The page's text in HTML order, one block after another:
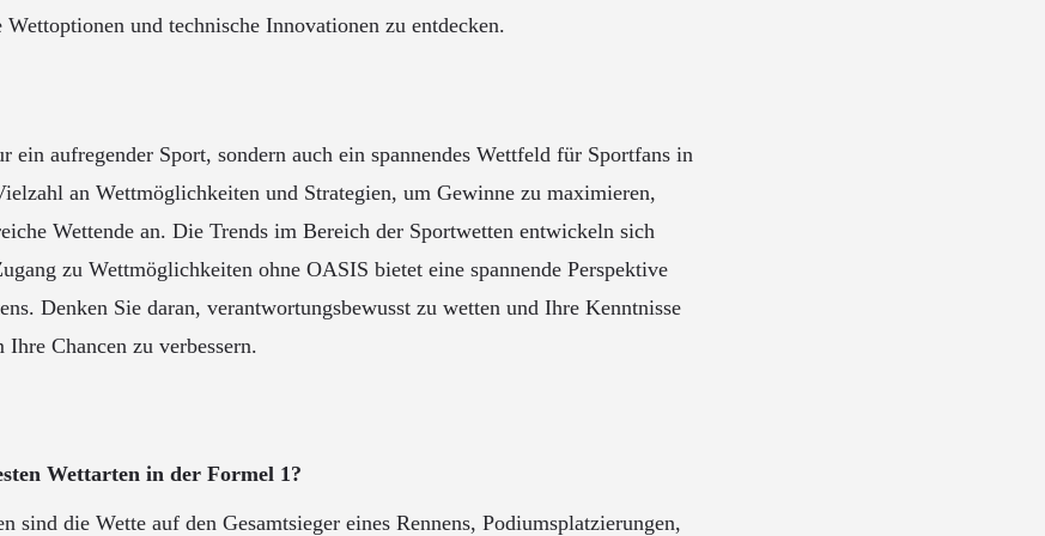
und technische Innovationen zu entdecken.
ein aufregender Sport, sondern auch ein spannendes Wettfeld für Sportfans in
an Wettmöglichkeiten und Strategien, um Gewinne zu maximieren,
Wettende an. Die Trends im Bereich der Sportwetten entwickeln sich
zu Wettmöglichkeiten ohne OASIS bietet eine spannende Perspektive
Denken Sie daran, verantwortungsbewusst zu wetten und Ihre Kenntnisse
Ihre Chancen zu verbessern.
Wettarten in der Formel 1?
sind die Wette auf den Gesamtsieger eines Rennens, Podiumsplatzierungen,